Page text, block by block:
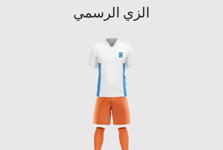
الزي الرسمي